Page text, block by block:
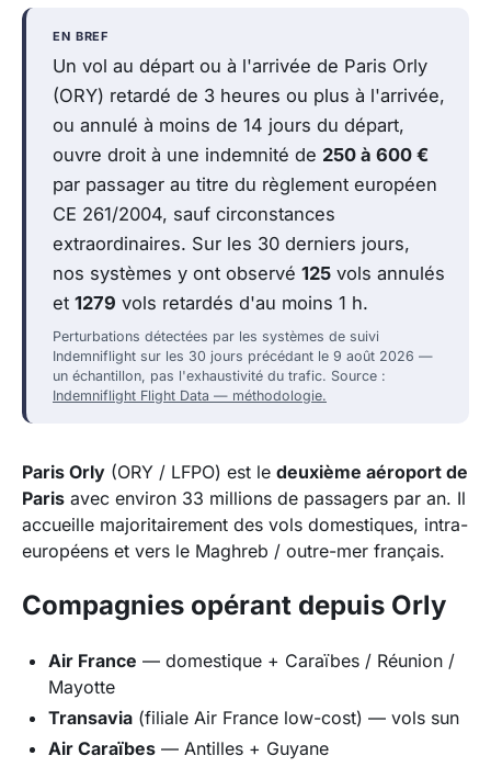
EN BREF
Un vol au départ ou à l'arrivée de Paris Orly
(ORY) retardé de 3 heures ou plus à l'arrivée,
ou annulé à moins de 14 jours du départ,
ouvre droit à une indemnité de 250 à 600 €
par passager au titre du règlement européen
CE 261/2004, sauf circonstances
extraordinaires. Sur les 30 derniers jours,
nos systèmes y ont observé 125 vols annulés
et 1279 vols retardés d'au moins 1 h.
Perturbations détectées par les systèmes de suivi
Indemniflight sur les 30 jours précédant le 9 août 2026 —
un échantillon, pas l'exhaustivité du trafic. Source :
Indemniflight Flight Data — méthodologie.
Paris Orly (ORY / LFPO) est le deuxième aéroport de
Paris avec environ 33 millions de passagers par an. Il
accueille majoritairement des vols domestiques, intra-
européens et vers le Maghreb / outre-mer français.
Compagnies opérant depuis Orly
Air France — domestique + Caraïbes / Réunion /
Mayotte
Transavia (filiale Air France low-cost) — vols sun
Air Caraïbes — Antilles + Guyane